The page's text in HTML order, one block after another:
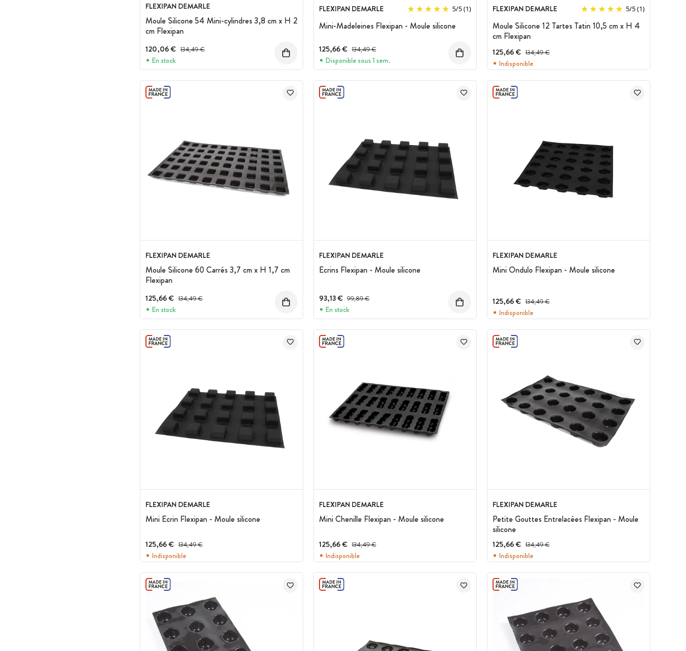
FLEXIPAN DEMARLE
Moule Silicone 54 Mini-cylindres 3,8 cm x H 2
cm Flexipan
120,06 € Prix avant réduction :
134,49 €
En stock
FLEXIPAN DEMARLE 5/5(1)
Mini-Madeleines Flexipan - Moule silicone
125,66 € Prix avant réduction :
134,49 €
Disponible sous 1 sem.
FLEXIPAN DEMARLE 5/5(1)
Moule Silicone 12 Tartes Tatin 10,5 cm x H 4
cm Flexipan
125,66 € Prix avant réduction :
134,49 €
Indisponible
FLEXIPAN DEMARLE
Moule Silicone 60 Carrés 3,7 cm x H 1,7 cm
Flexipan
125,66 € Prix avant réduction :
134,49 €
En stock
FLEXIPAN DEMARLE
Ecrins Flexipan - Moule silicone
93,13 € Prix avant réduction :
99,89 €
En stock
FLEXIPAN DEMARLE
Mini Ondulo Flexipan - Moule silicone
125,66 € Prix avant réduction :
134,49 €
Indisponible
FLEXIPAN DEMARLE
Mini Ecrin Flexipan - Moule silicone
125,66 € Prix avant réduction :
134,49 €
Indisponible
FLEXIPAN DEMARLE
Mini Chenille Flexipan - Moule silicone
125,66 € Prix avant réduction :
134,49 €
Indisponible
FLEXIPAN DEMARLE
Petite Gouttes Entrelacées Flexipan - Moule
silicone
125,66 € Prix avant réduction :
134,49 €
Indisponible